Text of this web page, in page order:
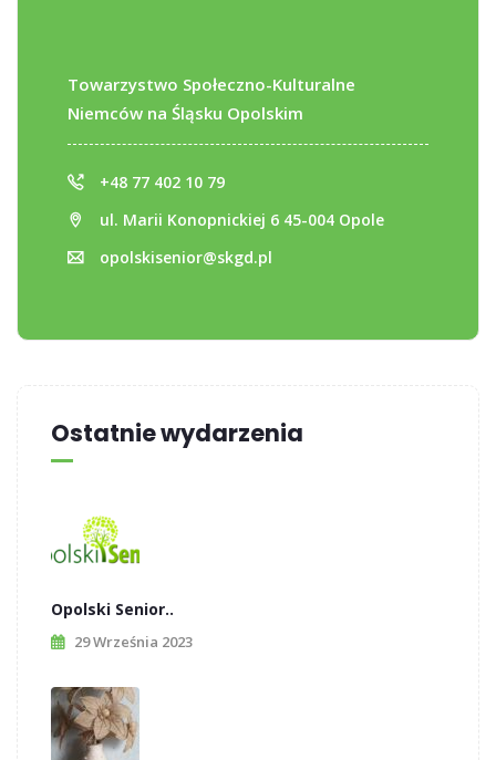
Towarzystwo Społeczno-Kulturalne
Niemców na Śląsku Opolskim
+48 77 402 10 79
ul. Marii Konopnickiej 6 45-004 Opole
opolskisenior@skgd.pl
Ostatnie wydarzenia
Opolski Senior..
29 Września 2023